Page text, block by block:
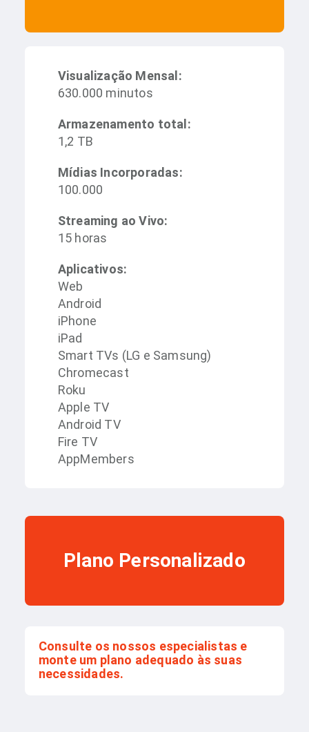
Visualização Mensal:
630.000 minutos
Armazenamento total:
1,2 TB
Mídias Incorporadas:
100.000
Streaming ao Vivo:
15 horas
Aplicativos:
Web
Android
iPhone
iPad
Smart TVs (LG e Samsung)
Chromecast
Roku
Apple TV
Android TV
Fire TV
AppMembers
Plano Personalizado
Consulte os nossos especialistas e
monte um plano adequado às suas
necessidades.